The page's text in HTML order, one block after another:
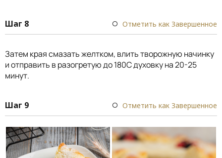
Шаг 8 Отметить как Завершенное
Затем края смазать желтком, влить творожную начинку
и отправить в разогретую до 180С духовку на 20-25
минут.
Шаг 9 Отметить как Завершенное